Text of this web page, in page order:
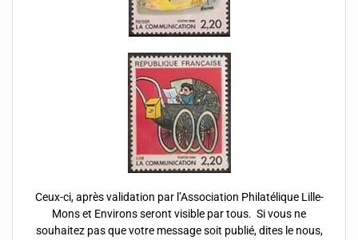
Ceux-ci, après validation par l’Association Philatélique Lille-
Mons et Environs seront visible par tous. Si vous ne
souhaitez pas que votre message soit publié, dites le nous,